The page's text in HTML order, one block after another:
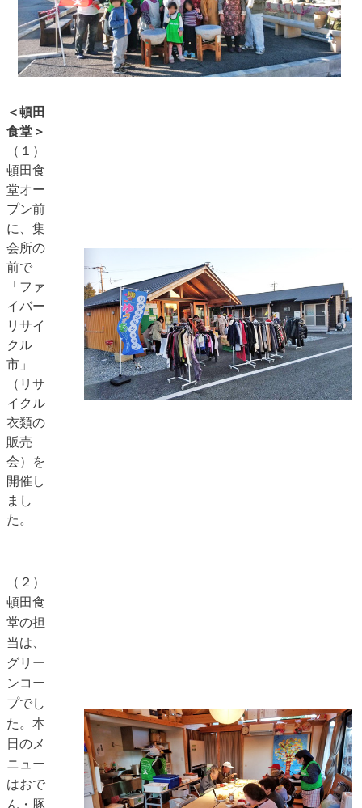
＜頓田
食堂＞
（１）
頓田食
堂オー
プン前
に、集
会所の
前で
「ファ
イバー
リサイ
クル
市」
（リサ
イクル
衣類の
販売
会）を
開催し
まし
た。
（２）
頓田食
堂の担
当は、
グリー
ンコー
プでし
た。本
日のメ
ニュー
はおで
ん・豚